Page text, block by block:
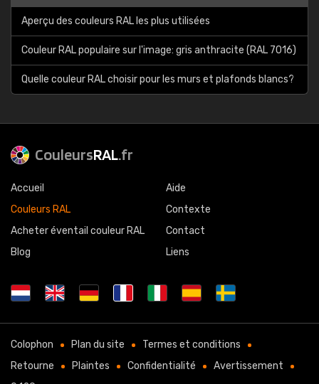
Aperçu des couleurs RAL les plus utilisées
Couleur RAL populaire sur l'image: gris anthracite (RAL 7016)
Quelle couleur RAL choisir pour les murs et plafonds blancs?
CouleursRAL.fr
Accueil
Couleurs RAL
Acheter éventail couleur RAL
Blog
Aide
Contexte
Contact
Liens
Colophon Plan du site
Termes et conditions
Retourne
Plaintes Confidentialité
Avertissement